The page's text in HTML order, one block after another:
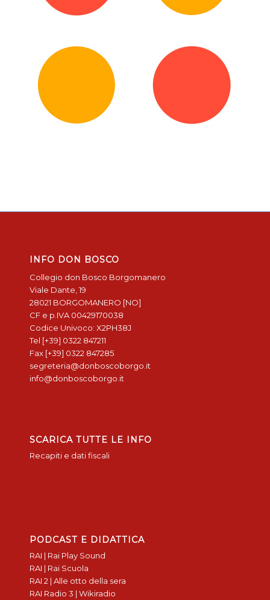
INFO DON BOSCO
Collegio don Bosco Borgomanero
Viale Dante, 19
28021 BORGOMANERO [NO]
CF e p.IVA 00429170038
Codice Univoco: X2PH38J
Tel [+39] 0322 847211
Fax [+39] 0322 847285
segreteria@donboscoborgo.it
info@donboscoborgo.it
SCARICA TUTTE LE INFO
Recapiti e dati fiscali
PODCAST E DIDATTICA
RAI | Rai Play Sound
RAI | Rai Scuola
RAI 2 | Alle otto della sera
RAI Radio 3 | Wikiradio